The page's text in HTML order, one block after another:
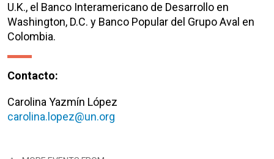
U.K., el Banco Interamericano de Desarrollo en
Washington, D.C. y Banco Popular del Grupo Aval en
Colombia.
Contacto:
Carolina Yazmín López
carolina.lopez@un.org